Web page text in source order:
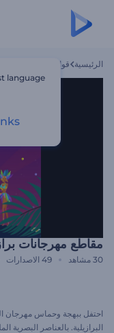
الرئيسية قوالب
مقاطع مهرجانات
30 مشاهد 49 الاصدارات
احتفل ببهجة وحماس مهرجان
البرازيلية. بالعناصر البصرية
language